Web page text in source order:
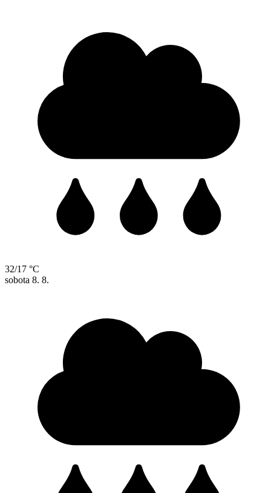
32/17 °C
sobota 8. 8.